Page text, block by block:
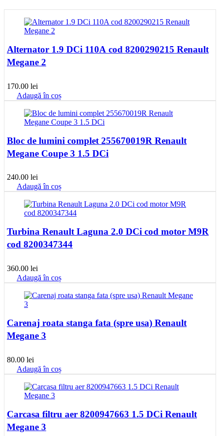
Alternator 1.9 DCi 110A cod 8200290215 Renault
Megane 2
170.00 lei
Adaugă în coș
Bloc de lumini complet 255670019R Renault
Megane Coupe 3 1.5 DCi
240.00 lei
Adaugă în coș
Turbina Renault Laguna 2.0 DCi cod motor M9R
cod 8200347344
360.00 lei
Adaugă în coș
Carenaj roata stanga fata (spre usa) Renault
Megane 3
80.00 lei
Adaugă în coș
Carcasa filtru aer 8200947663 1.5 DCi Renault
Megane 3